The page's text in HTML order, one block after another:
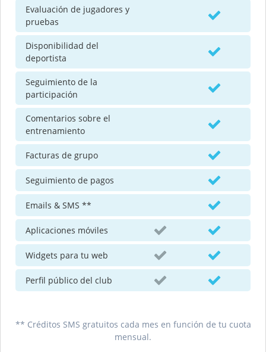
Evaluación de jugadores y
pruebas
Disponibilidad del
deportista
Seguimiento de la
participación
Comentarios sobre el
entrenamiento
Facturas de grupo
Seguimiento de pagos
Emails & SMS **
Aplicaciones móviles
Widgets para tu web
Perfil público del club
** Créditos SMS gratuitos cada mes en función de tu cuota
mensual.